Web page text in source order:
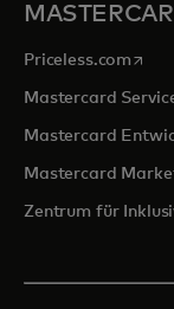
Priceless.com wird
Mastercard
Mastercard
Mastercard
Zentrum für